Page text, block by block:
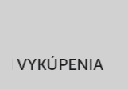
VYKÚPENIA